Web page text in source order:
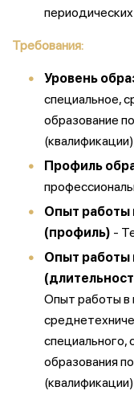
Требования:
Уровень
специальное,
образование
Профиль
Опыт работы
(профиль) -
Опыт работы
Опыт работы в
специального,
образования